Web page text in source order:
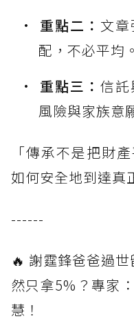
重點二： 文
配，不必平均。
重點三：信託
風險與家族意
「傳承不是把財
如何安全地到達真
------
🔥 謝霆鋒爸爸過
然只拿5%？專家
慧！